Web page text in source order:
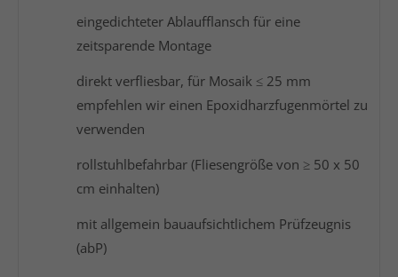
eingedichteter Ablaufflansch für eine
zeitsparende Montage
direkt verfliesbar, für Mosaik ≤ 25 mm
empfehlen wir einen Epoxidharzfugenmörtel zu
verwenden
rollstuhlbefahrbar (Fliesengröße von ≥ 50 x 50
cm einhalten)
mit allgemein bauaufsichtlichem Prüfzeugnis
(abP)